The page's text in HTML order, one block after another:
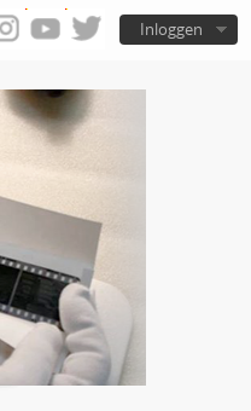
Inloggen